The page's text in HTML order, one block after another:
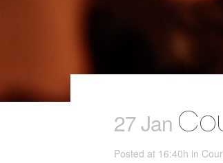
27 Jan
Posted at 16:40h in